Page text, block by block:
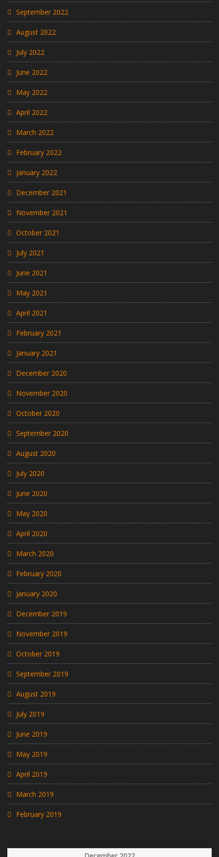
September 2022
August 2022
July 2022
June 2022
May 2022
April 2022
March 2022
February 2022
January 2022
December 2021
November 2021
October 2021
July 2021
June 2021
May 2021
April 2021
February 2021
January 2021
December 2020
November 2020
October 2020
September 2020
August 2020
July 2020
June 2020
May 2020
April 2020
March 2020
February 2020
January 2020
December 2019
November 2019
October 2019
September 2019
August 2019
July 2019
June 2019
May 2019
April 2019
March 2019
February 2019